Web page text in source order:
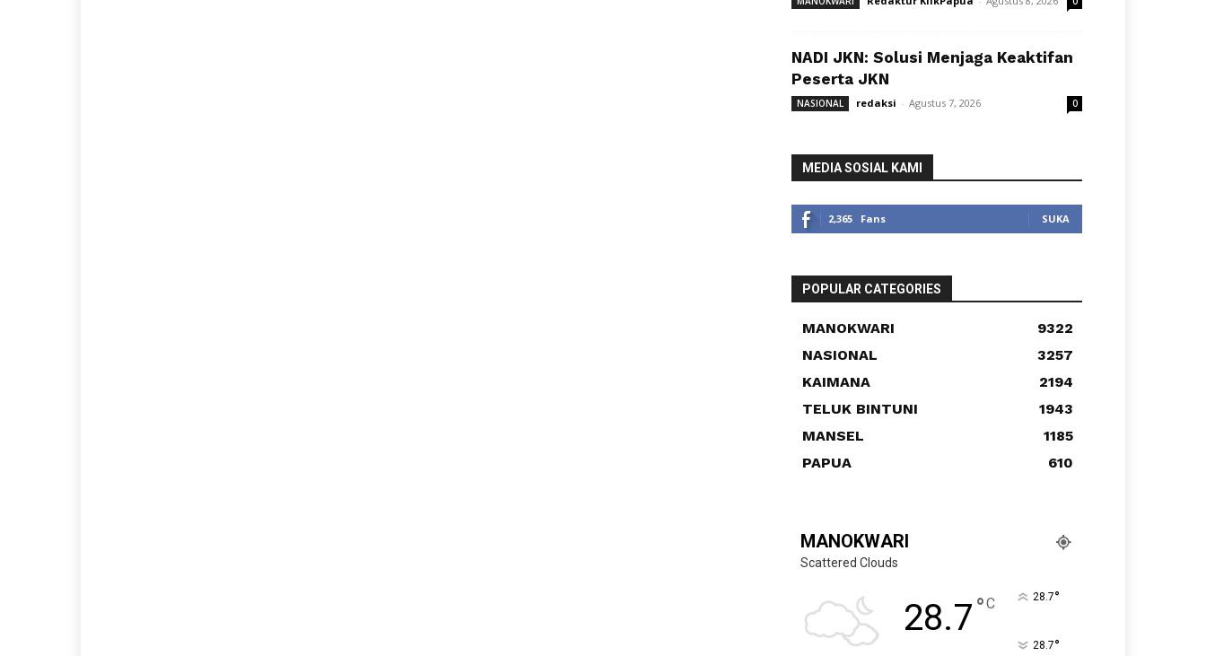
NADI JKN: Solusi Menjaga Keaktifan
Peserta JKN
NASIONAL redaksi - Agustus 7, 2026 0
MEDIA SOSIAL KAMI
2,365 Fans SUKA
POPULAR CATEGORIES
MANOKWARI
9322
NASIONAL
3257
KAIMANA
2194
TELUK BINTUNI
1943
MANSEL
1185
PAPUA
610
MANOKWARI
Scattered Clouds
28.7°C 28.7°
28.7°